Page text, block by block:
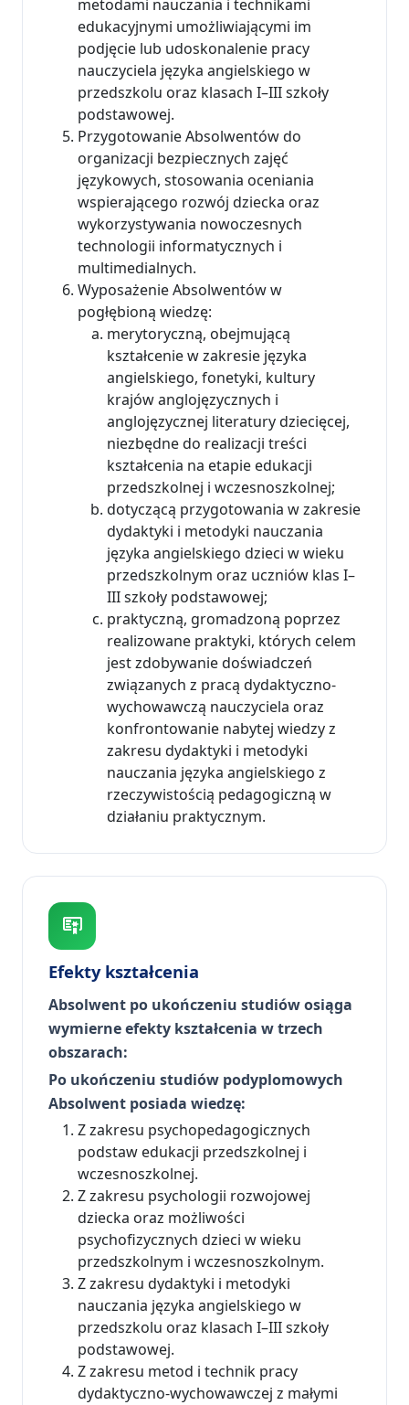
metodami nauczania i technikami
edukacyjnymi umożliwiającymi im
podjęcie lub udoskonalenie pracy
nauczyciela języka angielskiego w
przedszkolu oraz klasach I–III szkoły
podstawowej.
Przygotowanie Absolwentów do
organizacji bezpiecznych zajęć
językowych, stosowania oceniania
wspierającego rozwój dziecka oraz
wykorzystywania nowoczesnych
technologii informatycznych i
multimedialnych.
Wyposażenie Absolwentów w
pogłębioną wiedzę:
merytoryczną, obejmującą
kształcenie w zakresie języka
angielskiego, fonetyki, kultury
krajów anglojęzycznych i
anglojęzycznej literatury dziecięcej,
niezbędne do realizacji treści
kształcenia na etapie edukacji
przedszkolnej i wczesnoszkolnej;
dotyczącą przygotowania w zakresie
dydaktyki i metodyki nauczania
języka angielskiego dzieci w wieku
przedszkolnym oraz uczniów klas I–
III szkoły podstawowej;
praktyczną, gromadzoną poprzez
realizowane praktyki, których celem
jest zdobywanie doświadczeń
związanych z pracą dydaktyczno-
wychowawczą nauczyciela oraz
konfrontowanie nabytej wiedzy z
zakresu dydaktyki i metodyki
nauczania języka angielskiego z
rzeczywistością pedagogiczną w
działaniu praktycznym.
Efekty kształcenia
Absolwent po ukończeniu studiów osiąga
wymierne efekty kształcenia w trzech
obszarach:
Po ukończeniu studiów podyplomowych
Absolwent posiada wiedzę:
Z zakresu psychopedagogicznych
podstaw edukacji przedszkolnej i
wczesnoszkolnej.
Z zakresu psychologii rozwojowej
dziecka oraz możliwości
psychofizycznych dzieci w wieku
przedszkolnym i wczesnoszkolnym.
Z zakresu dydaktyki i metodyki
nauczania języka angielskiego w
przedszkolu oraz klasach I–III szkoły
podstawowej.
Z zakresu metod i technik pracy
dydaktyczno-wychowawczej z małymi